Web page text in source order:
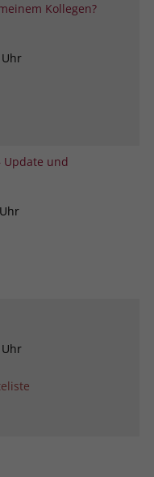
Kollegen?
Uhr
und
Uhr